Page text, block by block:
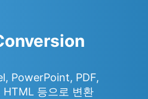
PowerPoint, PDF,
HTML 등으로 변환